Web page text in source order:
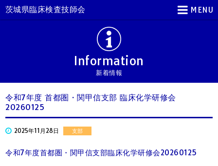
MENU
茨城県臨床検査技師会
Information
新着情報
令和7年度 首都圏・関甲信支部 臨床化学研修会
20260125
2025年11月28日 支部
令和7年度首都圏・関甲信支部臨床化学研修会20260125